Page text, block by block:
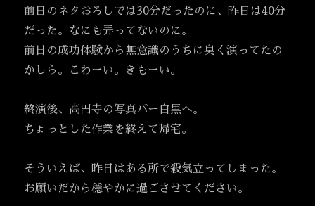
前日のネタおろしでは30分だったのに、昨日は40分
だった。なにも弄ってないのに。
前日の成功体験から無意識のうちに臭く演ってたの
かしら。こわーい。きもーい。
終演後、高円寺の写真バー白黒へ。
ちょっとした作業を終えて帰宅。
そういえば、昨日はある所で殺気立ってしまった。
お願いだから穏やかに過ごさせてください。